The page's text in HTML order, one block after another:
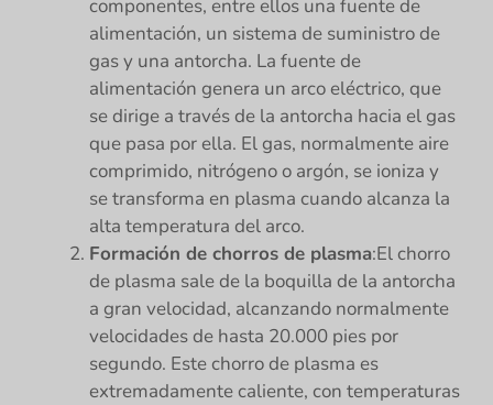
componentes, entre ellos una fuente de
alimentación, un sistema de suministro de
gas y una antorcha. La fuente de
alimentación genera un arco eléctrico, que
se dirige a través de la antorcha hacia el gas
que pasa por ella. El gas, normalmente aire
comprimido, nitrógeno o argón, se ioniza y
se transforma en plasma cuando alcanza la
alta temperatura del arco.
Formación de chorros de plasma:El chorro
de plasma sale de la boquilla de la antorcha
a gran velocidad, alcanzando normalmente
velocidades de hasta 20.000 pies por
segundo. Este chorro de plasma es
extremadamente caliente, con temperaturas